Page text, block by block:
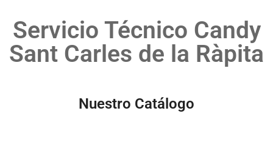
Servicio Técnico Candy
Sant Carles de la Ràpita
Nuestro Catálogo